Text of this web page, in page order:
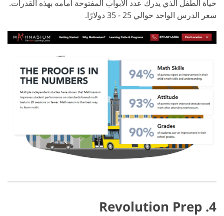
حياة الطفل الذي يدرك عدد الأبواب المفتوحة أمامه بهذه القدرات.
سعر الدرس الواحد حوالي 25 - 35 دولارًا.
4. Revolution Prep